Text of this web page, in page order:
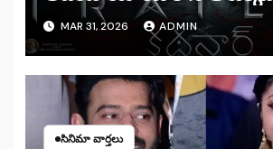
MAR 31, 2026 ADMIN
సినిమా వార్తలు